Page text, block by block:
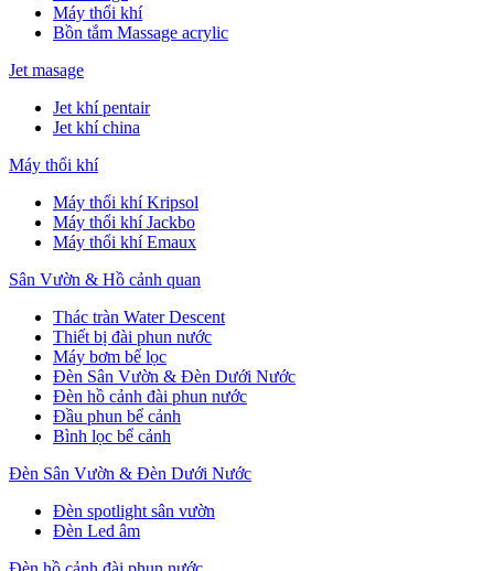
Máy thổi khí
Bồn tắm Massage acrylic
Jet masage
Jet khí pentair
Jet khí china
Máy thổi khí
Máy thổi khí Kripsol
Máy thổi khí Jackbo
Máy thổi khí Emaux
Sân Vườn & Hồ cảnh quan
Thác tràn Water Descent
Thiết bị đài phun nước
Máy bơm bể lọc
Đèn Sân Vườn & Đèn Dưới Nước
Đèn hồ cảnh đài phun nước
Đầu phun bể cảnh
Bình lọc bể cảnh
Đèn Sân Vườn & Đèn Dưới Nước
Đèn spotlight sân vườn
Đèn Led âm